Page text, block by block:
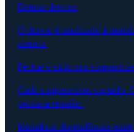
Detetar desvios
O desvio é sinalizado à
steerco.
Fechar o ciclo nos
Cada compromisso captado.
próxima reunião.
Identificar dependências entre